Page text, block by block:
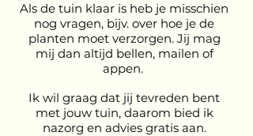
Als de tuin klaar is heb je misschien
nog vragen, bijv. over hoe je de
planten moet verzorgen. Jij mag
mij dan altijd bellen, mailen of
appen.
Ik wil graag dat jij tevreden bent
met jouw tuin, daarom bied ik
nazorg en advies gratis aan.